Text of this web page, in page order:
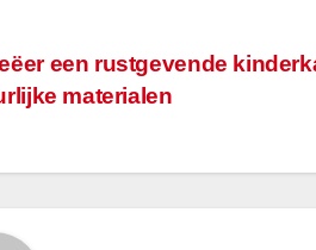
een rustgevende
materialen